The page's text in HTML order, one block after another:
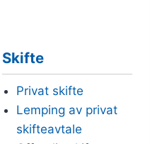
Skifte
Privat skifte
Lemping av privat
skifteavtale